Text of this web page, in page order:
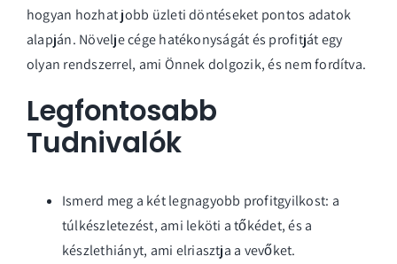
hogyan hozhat jobb üzleti döntéseket pontos adatok
alapján. Növelje cége hatékonyságát és profitját egy
olyan rendszerrel, ami Önnek dolgozik, és nem fordítva.
Legfontosabb
Tudnivalók
Ismerd meg a két legnagyobb profitgyilkost: a
túlkészletezést, ami leköti a tőkédet, és a
készlethiányt, ami elriasztja a vevőket.